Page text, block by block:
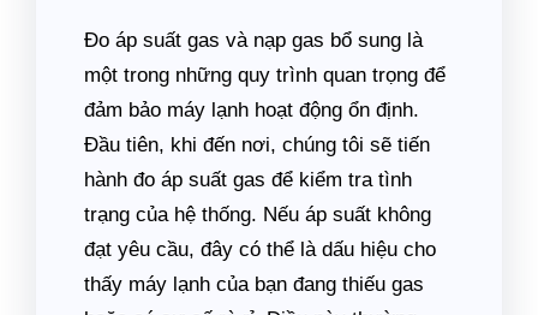
Đo áp suất gas và nạp gas bổ sung là
một trong những quy trình quan trọng để
đảm bảo máy lạnh hoạt động ổn định.
Đầu tiên, khi đến nơi, chúng tôi sẽ tiến
hành đo áp suất gas để kiểm tra tình
trạng của hệ thống. Nếu áp suất không
đạt yêu cầu, đây có thể là dấu hiệu cho
thấy máy lạnh của bạn đang thiếu gas